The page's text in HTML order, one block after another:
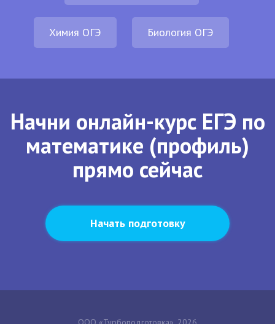
Химия ОГЭ Биология ОГЭ
Начни онлайн-курс ЕГЭ по
математике (профиль)
прямо сейчас
Начать подготовку